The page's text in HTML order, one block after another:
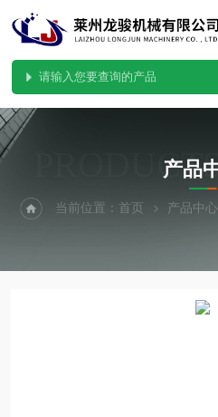
产品
当前位置：首页 产品中心